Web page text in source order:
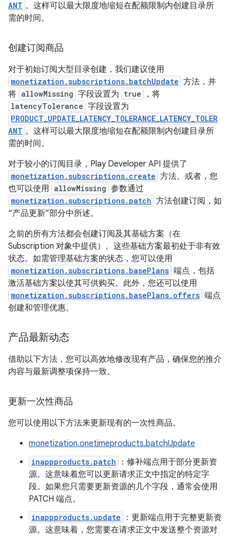
ANT 。这样可以最大限度地缩短在配额限制内创建目录所
需的时间。
创建订阅商品
对于初始订阅大型目录创建，我们建议使用
monetization.subscriptions.batchUpdate 方法，并
将 allowMissing 字段设置为 true ，将
latencyTolerance 字段设置为
PRODUCT_UPDATE_LATENCY_TOLERANCE_LATENCY_TOLER
ANT 。这样可以最大限度地缩短在配额限制内创建目录所
需的时间。
对于较小的订阅目录，Play Developer API 提供了
monetization.subscriptions.create 方法。或者，您
也可以使用 allowMissing 参数通过
monetization.subscriptions.patch 方法创建订阅，如
“产品更新”部分中所述。
之前的所有方法都会创建订阅及其基础方案（在
Subscription 对象中提供）。这些基础方案最初处于非有效
状态。如需管理基础方案的状态，您可以使用
monetization.subscriptions.basePlans 端点，包括
激活基础方案以使其可供购买。此外，您还可以使用
monetization.subscriptions.basePlans.offers 端点
创建和管理优惠。
产品最新动态
借助以下方法，您可以高效地修改现有产品，确保您的推介
内容与最新调整项保持一致。
更新一次性商品
您可以使用以下方法来更新现有的一次性商品。
monetization.onetimeproducts.batchUpdate
inappproducts.patch
：修补端点用于部分更新资
源。这意味着您可以更新请求正文中指定的特定字
段。如果您只需要更新资源的几个字段，通常会使用
PATCH 端点。
inappproducts.update
：更新端点用于完整更新资
源。这意味着，您需要在请求正文中发送整个资源对